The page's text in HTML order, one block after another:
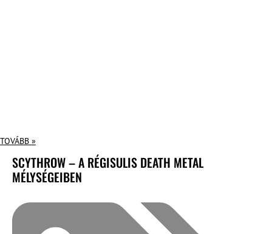
TOVÁBB »
SCYTHROW – A RÉGISULIS DEATH METAL
MÉLYSÉGEIBEN